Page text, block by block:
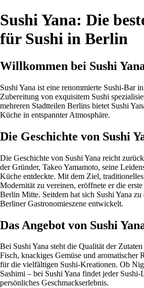
Sushi Yana: Die
für Sushi in Berlin
Willkommen bei Sushi
Sushi Yana ist eine renommierte Sushi-Bar
Zubereitung von exquisitem Sushi
mehreren Stadtteilen Berlins bietet Sushi
Küche in entspannter Atmosphäre.
Die Geschichte von Sushi
Die Geschichte von Sushi Yana reicht
der Gründer, Takeo Yamamoto, seine
Küche entdeckte. Mit dem Ziel,
Modernität zu vereinen, eröffnete er die
Berlin Mitte. Seitdem hat sich Sushi Yana
Berliner Gastronomieszene entwickelt.
Das Angebot von Sushi
Bei Sushi Yana steht die Qualität der
Fisch, knackiges Gemüse und aromatischer
für die vielfältigen Sushi-Kreationen. Ob
Sashimi – bei Sushi Yana findet jeder Sushi-
persönliches Geschmackserlebnis.